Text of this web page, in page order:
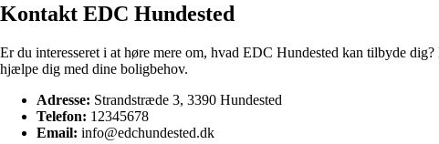
Kontakt EDC Hundested
Er du interesseret i at høre mere om, hvad EDC Hundested kan tilbyde
hjælpe dig med dine boligbehov.
Adresse: Strandstræde 3, 3390 Hundested
Telefon: 12345678
Email: info@edchundested.dk